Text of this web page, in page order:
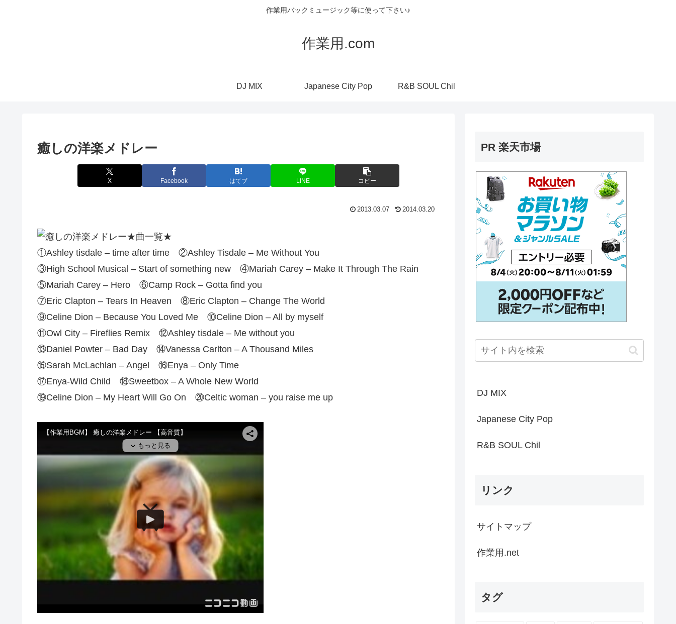
作業用バックミュージック等に使って下さい♪
作業用.com
DJ MIX Japanese City Pop R&B SOUL Chil
癒しの洋楽メドレー
X Facebook はてブ LINE コピー
2013.03.07 2014.03.20
★曲一覧★
①Ashley tisdale – time after time ②Ashley Tisdale – Me Without You
③High School Musical – Start of something new ④Mariah Carey – Make It Through The Rain
⑤Mariah Carey – Hero ⑥Camp Rock – Gotta find you
⑦Eric Clapton – Tears In Heaven ⑧Eric Clapton – Change The World
⑨Celine Dion – Because You Loved Me ⑩Celine Dion – All by myself
⑪Owl City – Fireflies Remix ⑫Ashley tisdale – Me without you
⑬Daniel Powter – Bad Day ⑭Vanessa Carlton – A Thousand Miles
⑮Sarah McLachlan – Angel ⑯Enya – Only Time
⑰Enya-Wild Child ⑱Sweetbox – A Whole New World
⑲Celine Dion – My Heart Will Go On ⑳Celtic woman – you raise me up
PR 楽天市場
DJ MIX
Japanese City Pop
R&B SOUL Chil
リンク
サイトマップ
作業用.net
タグ